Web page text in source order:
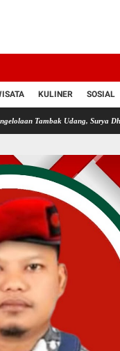
KULINER SOSIAL
Udang, Surya Dharma